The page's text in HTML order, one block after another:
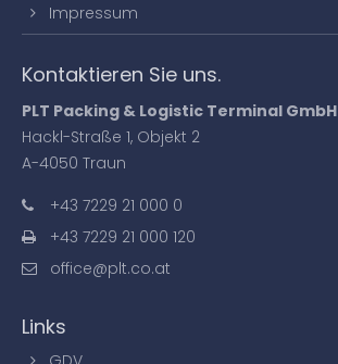
Impressum
Kontaktieren Sie uns.
PLT Packing & Logistic Terminal GmbH
Hackl-Straße 1, Objekt 2
A-4050 Traun
+43 7229 21 000 0
+43 7229 21 000 120
office@plt.co.at
Links